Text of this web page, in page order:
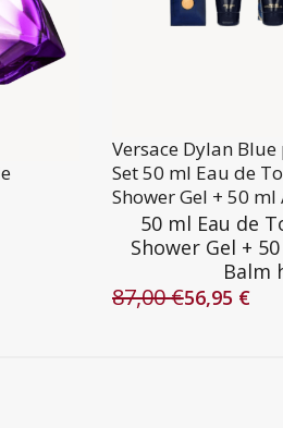
Versace Dylan
Set 50 ml Eau de
Shower Gel + 50
50 ml Eau de
Shower Gel +
Balm
87,00€
Oorspronkelijke
56,95 €
Huidige